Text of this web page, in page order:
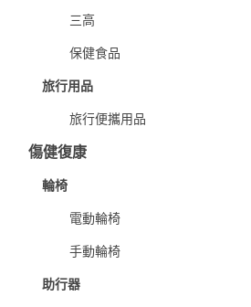
三高
保健食品
旅行用品
旅行便攜用品
傷健復康
輪椅
電動輪椅
手動輪椅
助行器